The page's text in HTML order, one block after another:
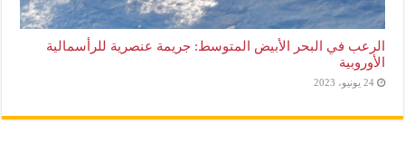
الرعب في البحر الأبيض المتوسط: جريمة عنصرية للرأسمالية
الأوروبية
24 يونيو، 2023